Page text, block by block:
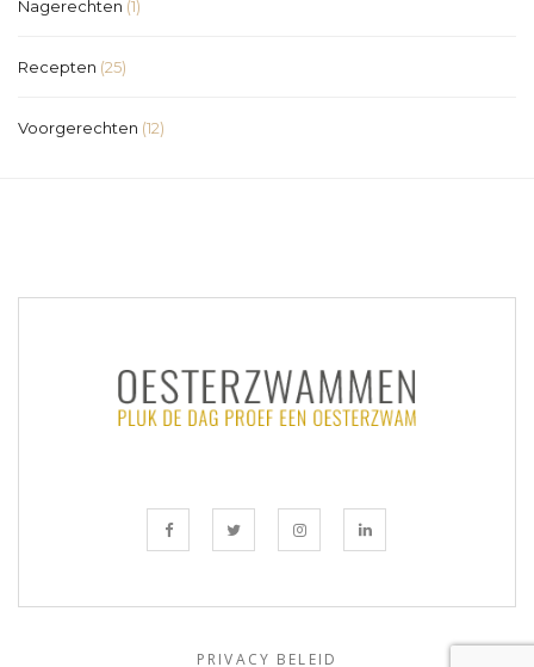
Nagerechten (1)
Recepten (25)
Voorgerechten (12)
PRIVACY BELEID